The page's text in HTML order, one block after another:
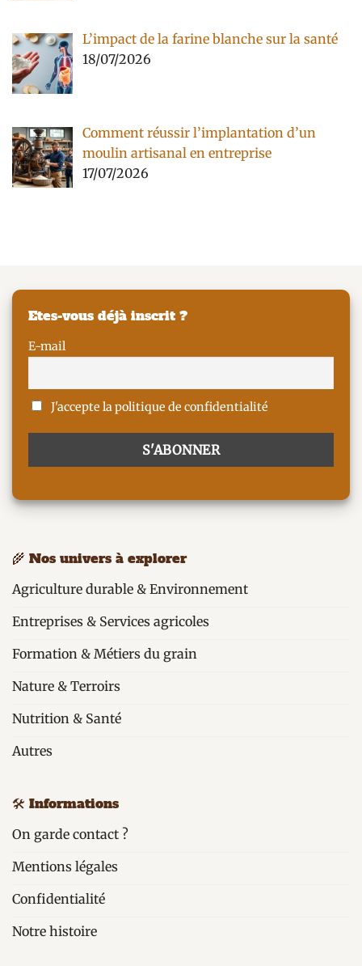
L’impact de la farine blanche sur la santé
18/07/2026
Comment réussir l’implantation d’un
moulin artisanal en entreprise
17/07/2026
Etes-vous déjà inscrit ?
E-mail
J'accepte la politique de confidentialité
🌾 Nos univers à explorer
Agriculture durable & Environnement
Entreprises & Services agricoles
Formation & Métiers du grain
Nature & Terroirs
Nutrition & Santé
Autres
🛠️ Informations
On garde contact ?
Mentions légales
Confidentialité
Notre histoire